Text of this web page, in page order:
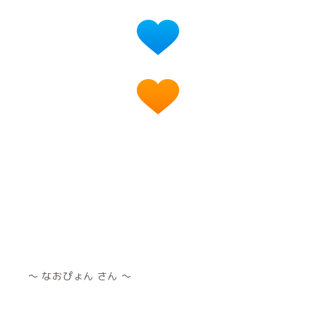
～ なおぴょん さん ～